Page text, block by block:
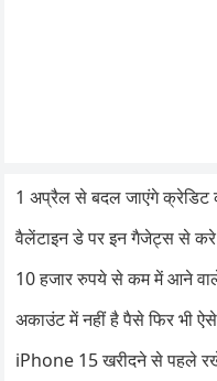
1 अप्रैल से बदल जाएंगे क्रेडिट
वैलेंटाइन डे पर इन गैजेट्स से करे
10 हजार रुपये से कम में आने
अकाउंट में नहीं है पैसे फिर
iPhone 15 खरीदने से पहले रखें